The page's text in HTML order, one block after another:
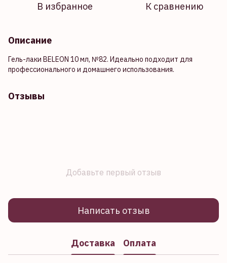
В избранное К сравнению
Описание
Гель-лаки BELEON 10 мл, №82. Идеально подходит для
профессионального и домашнего использования.
Отзывы
Добавьте первый отзыв
Написать отзыв
Доставка Оплата